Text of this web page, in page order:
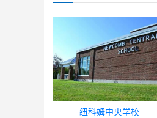
纽科姆中央学校